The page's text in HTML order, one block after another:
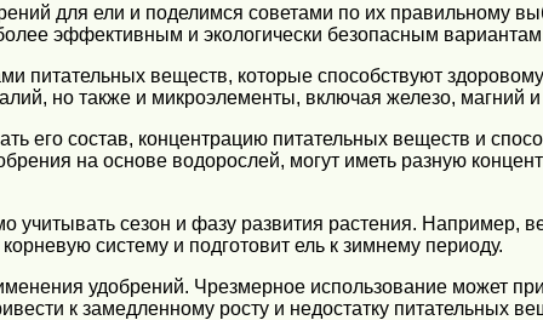
для ели и поделимся советами по их правильному
эффективным и экологически безопасным
питательных веществ, которые способствуют
но также и микроэлементы, включая железо, магний и
его состав, концентрацию питательных веществ и
на основе водорослей, могут иметь разную
учитывать сезон и фазу развития растения. Например,
систему и подготовит ель к зимнему периоду.
удобрений. Чрезмерное использование может
к замедленному росту и недостатку питательных